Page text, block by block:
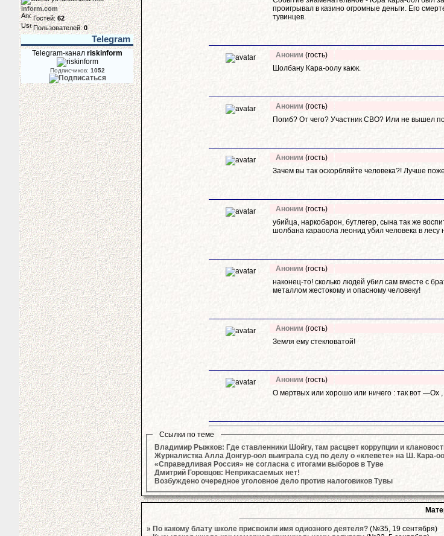
inform.com
Гостей:62
Пользователей:0
Telegram
Telegram-канал riskinform
Подписчиков: 1052
проигрывал в казино огромные деньги. Его
тувинцев.
Аноним (гость)
Шолбану Кара-оолу каюк.
Аноним (гость)
Погиб? От чего? Участник СВО? Или не вышел
Аноним (гость)
Зачем вы так оскорбляйте человека?! Лучше
Аноним (гость)
убийца, наркобарон, бутлегер, сына так же
шолбана караоола леонид убил человека в
Аноним (гость)
наконец-то! сколько людей убил сам вместе с
металлом жестокому и опасному человеку!
Аноним (гость)
Земля ему стекловатой!
Аноним (гость)
О мертвых или хорошо или ничего : так вот —Ох
Ссылки по теме
Владимир Рыжков: Где ставленники Шойгу, там расцвет коррупции и
Журналистка Алла Донгур-оол выиграла суд по делу о «клевете» на Ш. Кара-
«Справедливая Россия» не согласна с итогами выборов в Туве
Дмитрий Горовцов: Неприкасаемых нет!
Возбуждено очередное уголовное дело против налоговиков Тувы
» По какому блату школе присвоили имя одиозного деятеля? (№35, 19 сентября)